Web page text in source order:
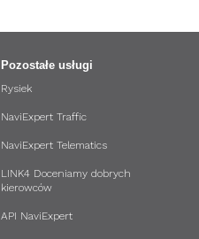
Pozostałe usługi
Rysiek
NaviExpert Traffic
NaviExpert Telematics
LINK4 Doceniamy dobrych
kierowców
API NaviExpert